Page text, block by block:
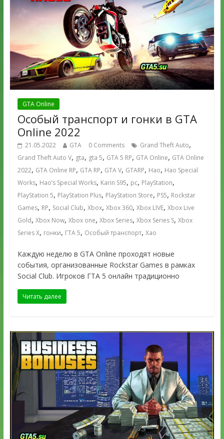
GTA Online
Особый транспорт и гонки в GTA
Online 2022
21.05.2022 GTA 0 Comments Grand Theft Auto,
Grand Theft Auto V, gta, gta 5, GTA 5 RP, GTA Online, GTA Online
2022, GTA Online RP, GTA RP, GTA V, GTARP, Hao, Hao Special
Works, Hao’s Special Works, Karin S95, pc, PlayStation,
PlayStation 5, PlayStation Plus, PlayStation Store, PS5, Rockstar
Games, RP, Social Club, Xbox, Xbox 360, Xbox LIVE, Xbox Live
Gold, Xbox Now, Xbox one, Xbox Series, Xbox Series S, Xbox
Series X, гонки, ГТА 5, Особый транспорт, Хао
Каждую неделю в GTA Online проходят новые
события, организованные Rockstar Games в рамках
Social Club. Игроков ГТА 5 онлайн традиционно
Читать далее